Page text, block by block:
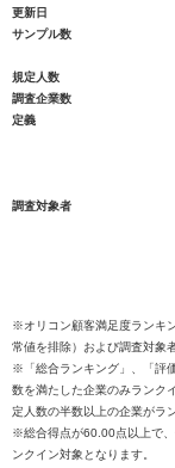
更新日
サンプル数
規定人数
調査企業数
定義
調査対象者
※オリコン顧客満足度ランキ
常値を排除）および調査対象
※「総合ランキング」、「評
数を満たした企業のみランク
定人数の半数以上の企業がラ
※総合得点が60.00点以上で
ンクイン対象となります。